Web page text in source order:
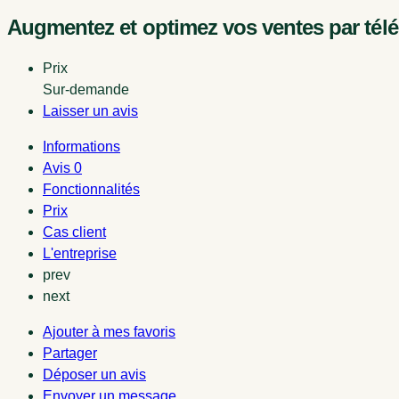
Augmentez et optimez vos ventes par
Prix
Sur-demande
Laisser un avis
Informations
Avis 0
Fonctionnalités
Prix
Cas client
L'entreprise
prev
next
Ajouter à mes favoris
Partager
Déposer un avis
Envoyer un message